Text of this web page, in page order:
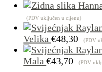
(PDV uključen u cijenu)
Velika €48,30 (PDV
Mala €43,70 (PDV